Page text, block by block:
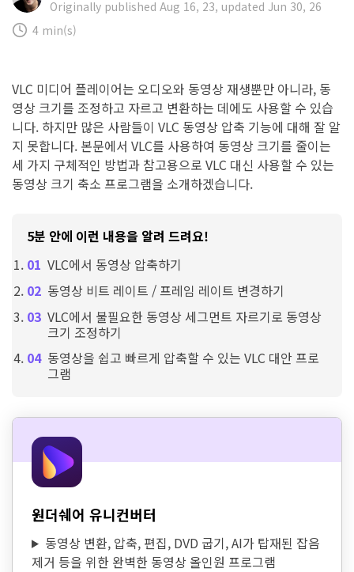
Originally published Aug 16, 23, updated Jun 30, 26
4 min(s)
VLC 미디어 플레이어는 오디오와 동영상 재생뿐만 아니라, 동
영상 크기를 조정하고 자르고 변환하는 데에도 사용할 수 있습
니다. 하지만 많은 사람들이 VLC 동영상 압축 기능에 대해 잘 알
지 못합니다. 본문에서 VLC를 사용하여 동영상 크기를 줄이는
세 가지 구체적인 방법과 참고용으로 VLC 대신 사용할 수 있는
동영상 크기 축소 프로그램을 소개하겠습니다.
5분 안에 이런 내용을 알려 드려요!
VLC에서 동영상 압축하기
동영상 비트 레이트 / 프레임 레이트 변경하기
VLC에서 불필요한 동영상 세그먼트 자르기로 동영상
크기 조정하기
동영상을 쉽고 빠르게 압축할 수 있는 VLC 대안 프로
그램
원더쉐어 유니컨버터
동영상 변환, 압축, 편집, DVD 굽기, AI가 탑재된 잡음
제거 등을 위한 완벽한 동영상 올인원 프로그램